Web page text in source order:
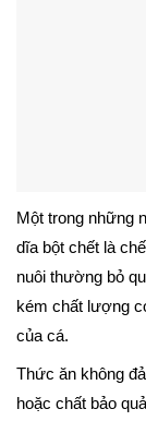
Một trong những
dĩa bột chết là
nuôi thường bỏ
kém chất lượng
của cá.
Thức ăn không
hoặc chất bảo